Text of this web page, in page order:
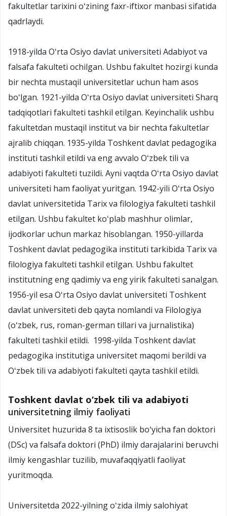
fakultetlar tarixini oʻzining faxr-iftixor manbasi sifatida
qadrlaydi.
1918-yilda Oʻrta Osiyo davlat universiteti Adabiyot va
falsafa fakulteti ochilgan. Ushbu fakultet hozirgi kunda
bir nechta mustaqil universitetlar uchun ham asos
boʻlgan. 1921-yilda Oʻrta Osiyo davlat universiteti Sharq
tadqiqotlari fakulteti tashkil etilgan. Keyinchalik ushbu
fakultetdan mustaqil institut va bir nechta fakultetlar
ajralib chiqqan. 1935-yilda Toshkent davlat pedagogika
instituti tashkil etildi va eng avvalo Oʻzbek tili va
adabiyoti fakulteti tuzildi. Ayni vaqtda Oʻrta Osiyo davlat
universiteti ham faoliyat yuritgan. 1942-yili Oʻrta Osiyo
davlat universitetida Tarix va filologiya fakulteti tashkil
etilgan. Ushbu fakultet koʻplab mashhur olimlar,
ijodkorlar uchun markaz hisoblangan. 1950-yillarda
Toshkent davlat pedagogika instituti tarkibida Tarix va
filologiya fakulteti tashkil etilgan. Ushbu fakultet
institutning eng qadimiy va eng yirik fakulteti sanalgan.
1956-yil esa Oʻrta Osiyo davlat universiteti Toshkent
davlat universiteti deb qayta nomlandi va Filologiya
(oʻzbek, rus, roman-german tillari va jurnalistika)
fakulteti tashkil etildi. 1998-yilda Toshkent davlat
pedagogika institutiga universitet maqomi berildi va
Oʻzbek tili va adabiyoti fakulteti qayta tashkil etildi.
Toshkent davlat o‘zbek tili va adabiyoti
universitetning ilmiy faoliyati
Universitet huzurida 8 ta ixtisoslik boʻyicha fan doktori
(DSc) va falsafa doktori (PhD) ilmiy darajalarini beruvchi
ilmiy kengashlar tuzilib, muvafaqqiyatli faoliyat
yuritmoqda.
Universitetda 2022-yilning oʻzida ilmiy salohiyat